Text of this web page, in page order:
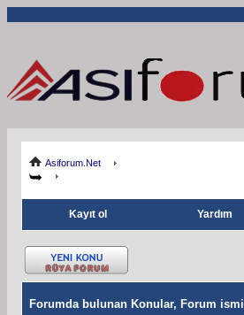
Asiforum.Net
Kayıt ol Yardım
Forumda bulunan Konular, Forum ismi